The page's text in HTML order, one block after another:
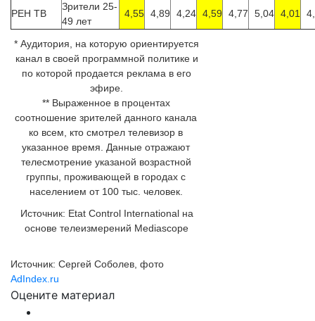
РЕН ТВ
Зрители 25-
49 лет
4,55 4,89 4,24 4,59 4,77 5,04 4,01
* Аудитория, на которую ориентируется
канал в своей программной политике и
по которой продается реклама в его
эфире.
** Выраженное в процентах
соотношение зрителей данного канала
ко всем, кто смотрел телевизор в
указанное время. Данные отражают
телесмотрение указаной возрастной
группы, проживающей в городах с
населением от 100 тыс. человек.
Источник: Etat Control International на
основе телеизмерений Mediascope
Источник: Сергей Соболев, фото
AdIndex.ru
Подробнее:
Оцените материал